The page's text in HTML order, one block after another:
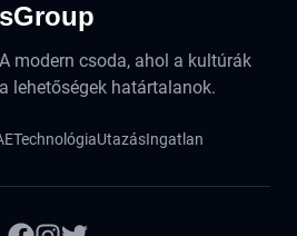
modern csoda, ahol a kultúrák
lehetőségek határtalanok.
TechnológiaUtazásIngatlan